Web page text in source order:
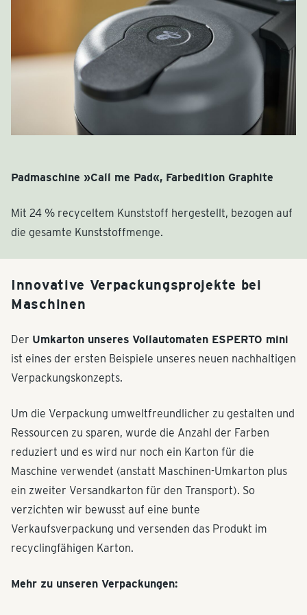
Esperto Ersatzteile im Tchibo Webshop kaufen
Padmaschine »Call me Pad«, Farbedition Graphite
Mit 24 % recyceltem Kunststoff hergestellt, bezogen auf
die gesamte Kunststoffmenge.
Innovative Verpackungsprojekte bei
Maschinen
Der Umkarton unseres Vollautomaten ESPERTO mini
ist eines der ersten Beispiele unseres neuen nachhaltigen
Verpackungskonzepts.
Um die Verpackung umweltfreundlicher zu gestalten und
Ressourcen zu sparen, wurde die Anzahl der Farben
reduziert und es wird nur noch ein Karton für die
Maschine verwendet (anstatt Maschinen-Umkarton plus
ein zweiter Versandkarton für den Transport). So
verzichten wir bewusst auf eine bunte
Verkaufsverpackung und versenden das Produkt im
recyclingfähigen Karton.
Mehr zu unseren Verpackungen: